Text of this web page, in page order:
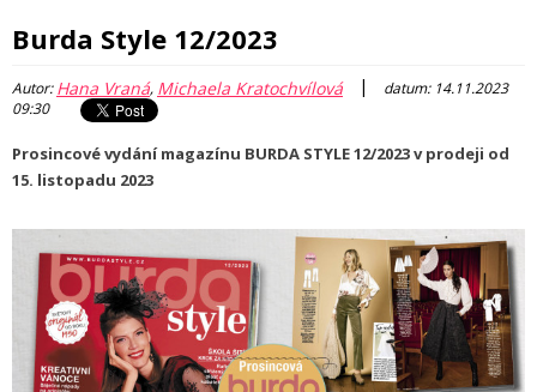
Burda Style 12/2023
Autor:Hana Vraná, Michaela Kratochvílová |
datum: 14.11.2023
09:30
Prosincové vydání magazínu BURDA STYLE 12/2023 v prodeji od
15. listopadu 2023